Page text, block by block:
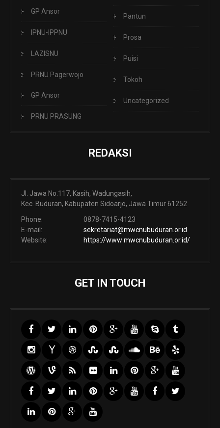
GP Ansor
IPNU-IPPNU
LAZISNU
PRNU Pagerwojo
GP Ansor
PRNU PRASUNG
Pantun
Prosa
Puisi
Tokoh
Uncategorized
REDAKSI
Jl. Jawa No.117, Kasih, Wadungasih,
Kec. Buduran, Kabupaten Sidoarjo, Jawa Timur 61252
Phone:
0878-7415-4123
E-mail:
sekretariat@mwcnubuduran.or.id
Website:
https://www mwcnubuduran.or.id/
GET IN TOUCH